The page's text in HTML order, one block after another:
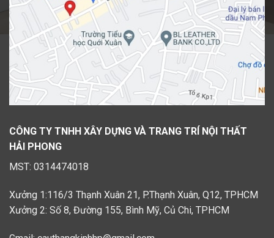
CÔNG TY TNHH XÂY DỰNG VÀ TRANG TRÍ NỘI THẤT
HẢI PHONG
MST: 0314474018
Xưởng 1:116/3 Thạnh Xuân 21, P.Thạnh Xuân, Q12, TPHCM
Xưởng 2: Số 8, Đường 155, Bình Mỹ, Củ Chi, TPHCM